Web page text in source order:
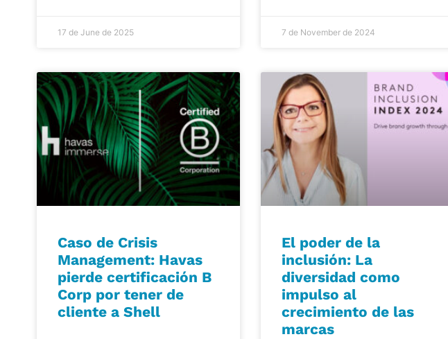
17 de June de 2025 7 de November de 2024
Caso de Crisis
Management: Havas
pierde certificación B
Corp por tener de
cliente a Shell
El poder de la
inclusión: La
diversidad como
impulso al
crecimiento de las
marcas